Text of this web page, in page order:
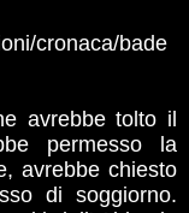
cronaca/bade
avrebbe tolto il
permesso la
avrebbe chiesto
di soggiorno.